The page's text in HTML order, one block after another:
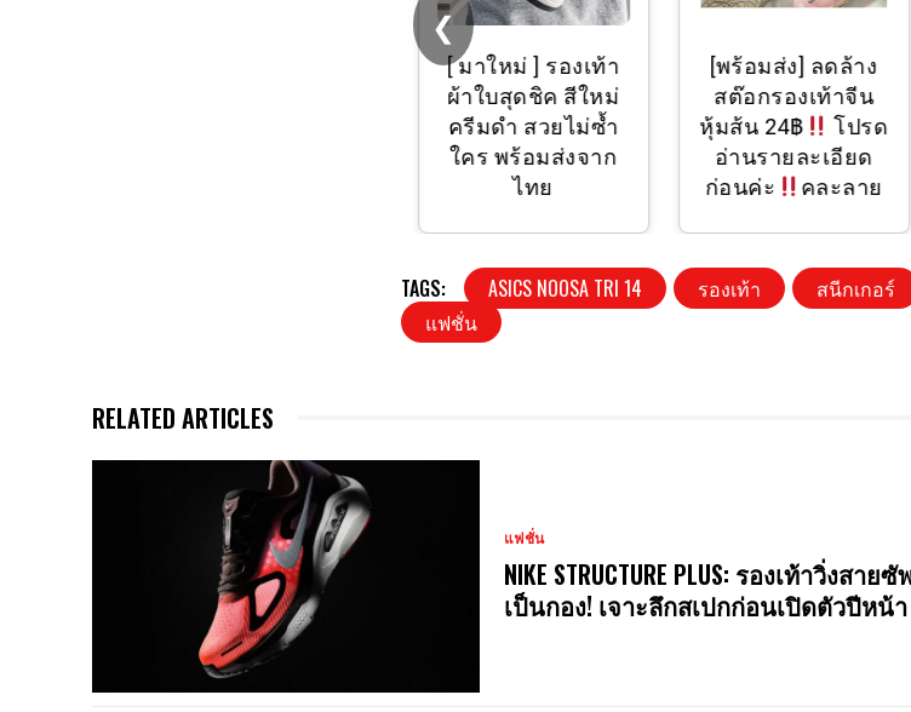
[ มาใหม่ ] รองเท้า
ผ้าใบสุดชิค สีใหม่
ครีมดำ สวยไม่ซ้ำ
ใคร พร้อมส่งจาก
ไทย
[พร้อมส่ง] ลดล้าง
สต๊อกรองเท้าจีน
หุ้มส้น 24฿
โปรด
อ่านรายละเอียด
ก่อนค่ะ
คละลาย
❮
TAGS: ASICS NOOSA TRI 14 รองเท้า สนีกเกอร์
แฟชั่น
RELATED ARTICLES
แฟชั่น
NIKE STRUCTURE PLUS: รองเท้าวิ่งสา
เป็นกอง! เจาะลึกสเปกก่อนเปิดตัวปีหน้า